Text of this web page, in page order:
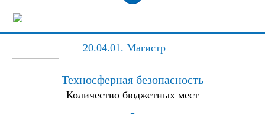
20.04.01. Магистр
Техносферная безопасность
Количество бюджетных мест